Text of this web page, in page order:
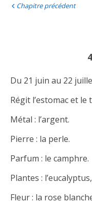
Chapitre précédent
Du 21 juin au 22
Régit l’estomac et le
Métal : l’argent.
Pierre : la perle.
Parfum : le camphre.
Plantes :
Fleur : la rose